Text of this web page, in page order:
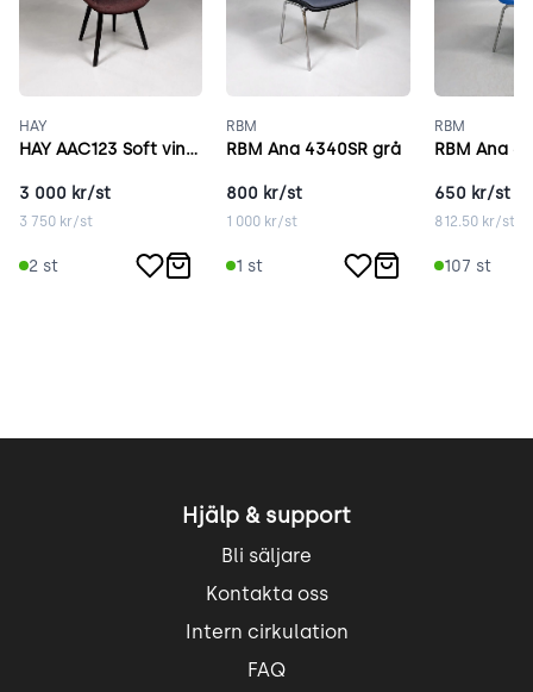
HAY
HAY AAC123 Soft vinröd
3 000 kr/st
3 750 kr/st
2 st
RBM
RBM Ana 4340SR grå
800 kr/st
1 000 kr/st
1 st
RBM
RBM Ana
650 kr/st
812.50kr/st
107 st
Hjälp & support
Bli säljare
Kontakta oss
Intern cirkulation
FAQ